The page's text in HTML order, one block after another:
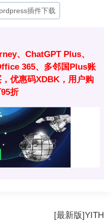
插件下载
、ChatGPT Plus、
365、多邻国Plus账
优惠码XDBK，用户购
折
[最新版]YITH